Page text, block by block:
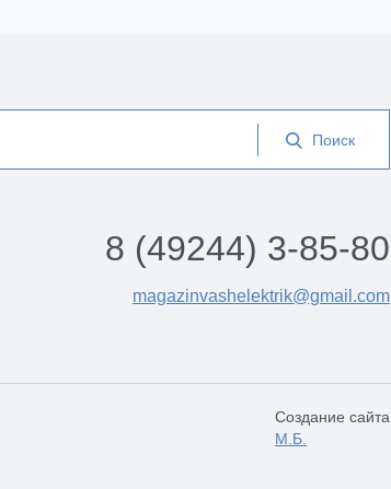
8 (49244) 3-85-80
magazinvashelektrik@gmail.com
Создание сайта
М.Б.